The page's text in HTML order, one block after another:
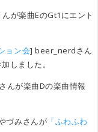
が楽曲EのGt1にエント
ョン会] beer_nerdさん
しました。
んが楽曲Dの楽曲情報
づみさんが 「ふわふわ